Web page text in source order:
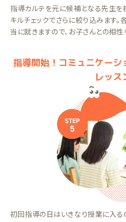
指導カルテを元に候補となる先生を
キルチェックでさらに絞り込みます
当に就きますので、お子さんとの相
指導開始！コミュニケー
レッス
初回指導の日はいきなり授業に入る